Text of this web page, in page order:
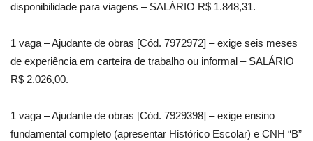
disponibilidade para viagens – SALÁRIO R$ 1.848,31.
1 vaga – Ajudante de obras [Cód. 7972972] – exige seis meses
de experiência em carteira de trabalho ou informal – SALÁRIO
R$ 2.026,00.
1 vaga – Ajudante de obras [Cód. 7929398] – exige ensino
fundamental completo (apresentar Histórico Escolar) e CNH “B”